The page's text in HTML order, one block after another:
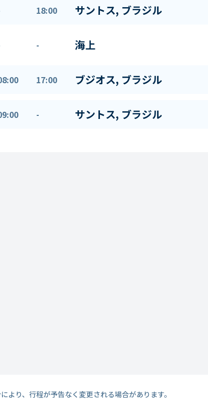
18:00 サントス, ブラジル
- 海上
17:00 ブジオス, ブラジル
- サントス, ブラジル
より、行程が予告なく変更される場合があります。